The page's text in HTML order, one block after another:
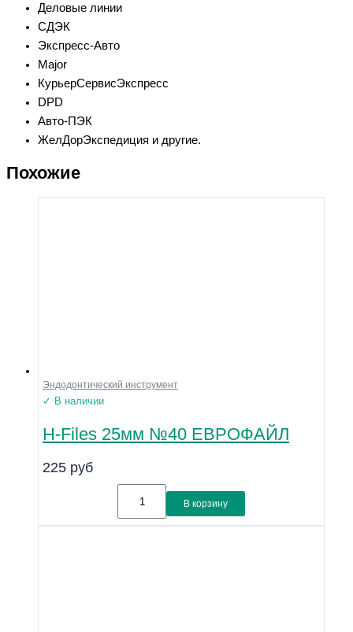
Деловые линии
СДЭК
Экспресс-Авто
Major
КурьерСервисЭкспресс
DPD
Авто-ПЭК
ЖелДорЭкспедиция и другие.
Похожие
Эндодонтический инструмент
✓ В наличии
H-Files 25мм №40 ЕВРОФАЙЛ
225 руб
В корзину